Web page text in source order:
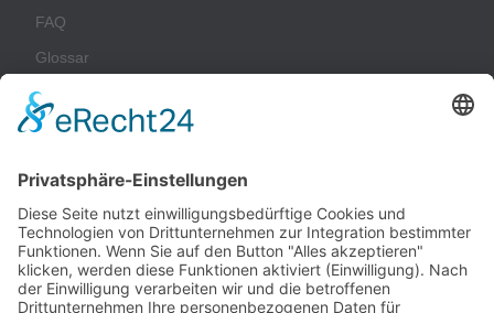
FAQ
Glossar
Unternehmen
Impressum
Datenschutz
AGB
Nachhaltigkeit